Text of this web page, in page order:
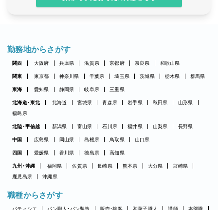
勤務地からさがす
関西 大阪府 兵庫県 滋賀県 京都府 奈良県 和歌山県
関東 東京都 神奈川県 千葉県 埼玉県 茨城県 栃木県 群馬県
東海 愛知県 静岡県 岐阜県 三重県
北海道・東北 北海道 宮城県 青森県 岩手県 秋田県
山形県
福島県
北陸・甲信越 新潟県 富山県 石川県 福井県 山梨県 長野県
中国 広島県 岡山県 島根県 鳥取県 山口県
四国 愛媛県 香川県 徳島県 高知県
九州・沖縄 福岡県 佐賀県 長崎県 熊本県 大分県
宮崎県
鹿児島県
沖縄県
職種からさがす
パティシエ パン職人・パン製造 販売・接客 和菓子職人 講師
本部職